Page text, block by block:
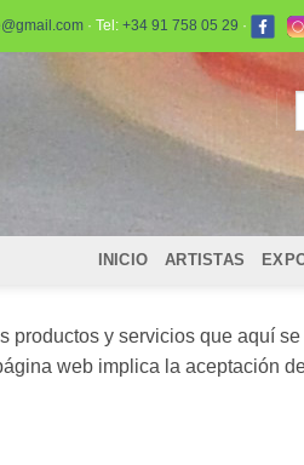
· Tel: +34 91 758 05 29 ·
INICIO ARTISTAS
productos y servicios que aquí
web implica la aceptación